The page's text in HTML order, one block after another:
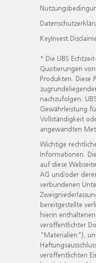
KeyInvest
* Die UBS
Quotierungen
Produkten. Diese
nachzufolgen.
Gewährleistung
Vollständigkeit
angewandten
Wichtige
Informationen.
auf diese
AG und/oder
verbundenen
bereitgestellte
hierin
veröffentlichter
"Materialien"),
veröffentlichten